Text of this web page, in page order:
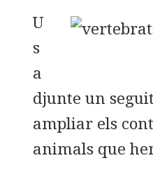
o
o
k
it m
rt
ei
x
U
s
a
djunte un
ampliar els
animals que